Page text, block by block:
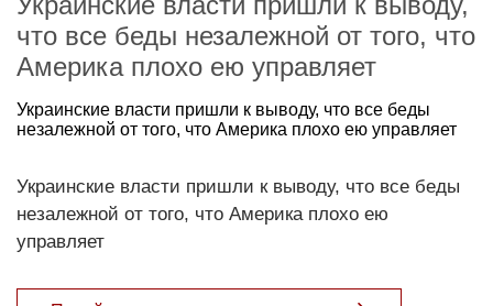
что все беды незалежной от того, что
Америка плохо ею управляет
Украинские власти пришли к выводу, что все беды
незалежной от того, что Америка плохо ею управляет
Украинские власти пришли к выводу, что все беды
незалежной от того, что Америка плохо ею
управляет